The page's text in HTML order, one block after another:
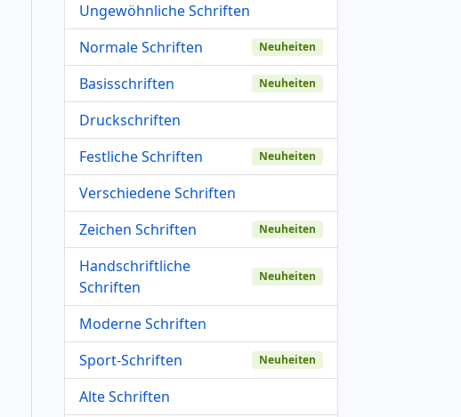
Ungewöhnliche Schriften
Normale Schriften
Neuheiten
Basisschriften Neuheiten
Druckschriften
Festliche Schriften
Neuheiten
Verschiedene Schriften
Zeichen Schriften
Neuheiten
Handschriftliche
Schriften
Neuheiten
Moderne Schriften
Sport-Schriften
Neuheiten
Alte Schriften